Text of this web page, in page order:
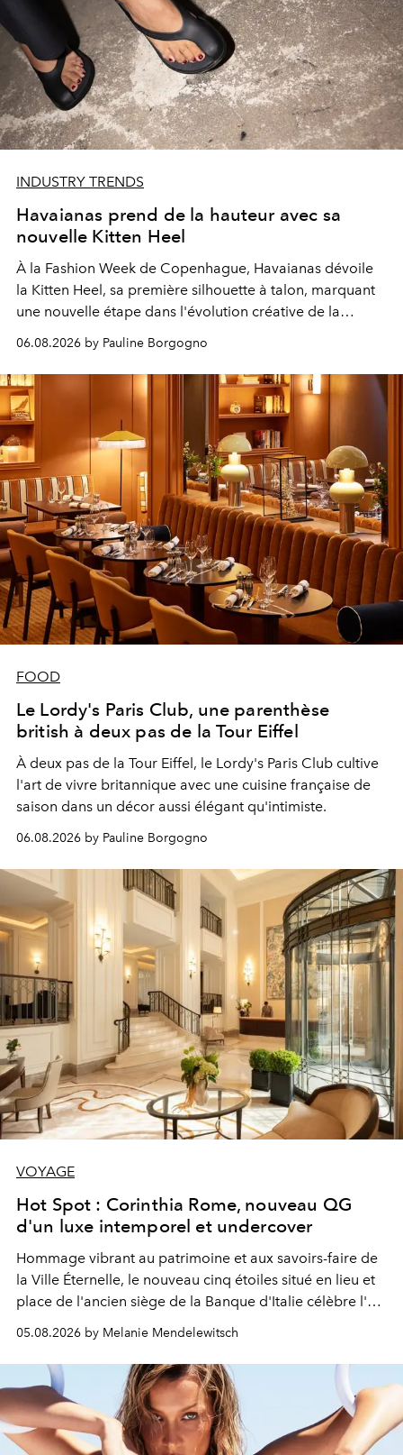
INDUSTRY TRENDS
Havaianas prend de la hauteur avec sa
nouvelle Kitten Heel
À la Fashion Week de Copenhague, Havaianas dévoile
la Kitten Heel, sa première silhouette à talon, marquant
une nouvelle étape dans l'évolution créative de la
06.08.2026 by Pauline Borgogno
FOOD
Le Lordy's Paris Club, une parenthèse
british à deux pas de la Tour Eiffel
À deux pas de la Tour Eiffel, le Lordy's Paris Club cultive
l'art de vivre britannique avec une cuisine française de
saison dans un décor aussi élégant qu'intimiste.
06.08.2026 by Pauline Borgogno
VOYAGE
Hot Spot : Corinthia Rome, nouveau QG
d'un luxe intemporel et undercover
Hommage vibrant au patrimoine et aux savoirs-faire de
la Ville Éternelle, le nouveau cinq étoiles situé en lieu et
place de l'ancien siège de la Banque d'Italie célèbre l'art
de vivre Romain dans toute son élégance intemporelle.
05.08.2026 by Melanie Mendelewitsch